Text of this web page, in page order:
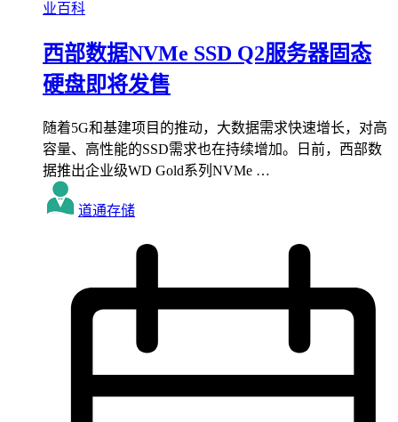
业百科
西部数据NVMe SSD Q2服务器固态
硬盘即将发售
随着5G和基建项目的推动，大数据需求快速增长，对高
容量、高性能的SSD需求也在持续增加。日前，西部数
据推出企业级WD Gold系列NVMe …
道通存储